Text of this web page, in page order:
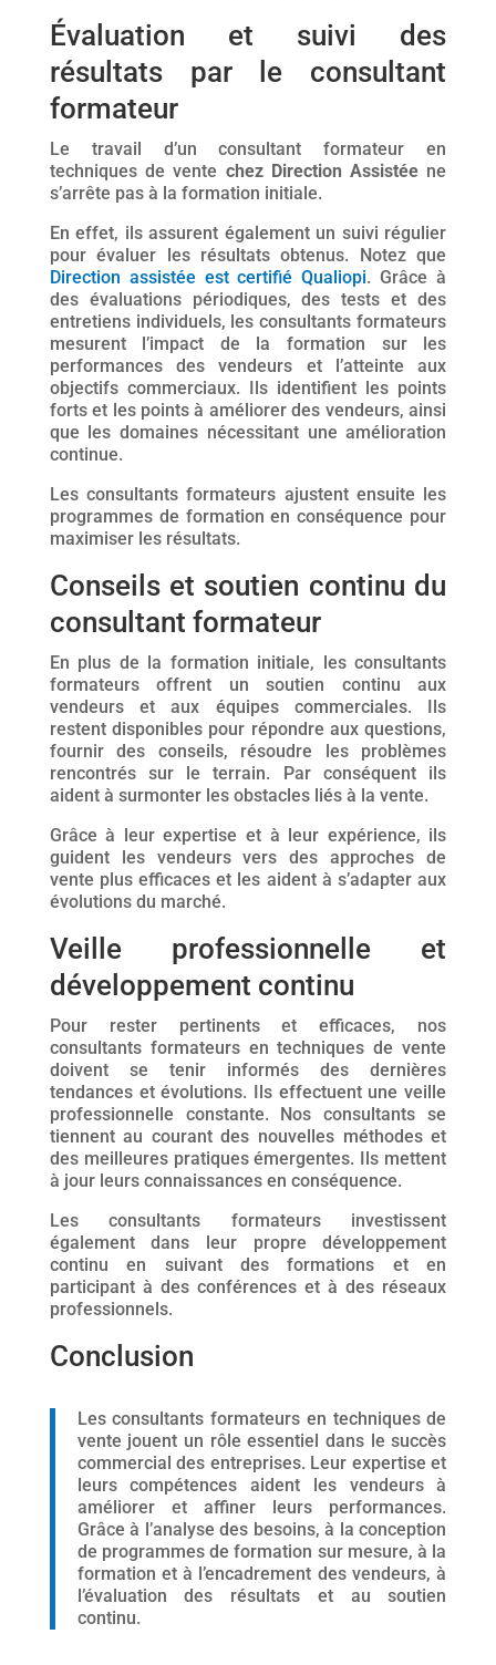
Évaluation et suivi des
résultats par le consultant
formateur
Le travail d’un consultant formateur en
techniques de vente chez Direction Assistéene
s’arrête pas à la formation initiale.
En effet, ils assurent également un suivi régulier
pour évaluer les résultats obtenus. Notez que
Direction assistée est certifié Qualiopi. Grâce à
des évaluations périodiques, des tests et des
entretiens individuels, les consultants formateurs
mesurent l’impact de la formation sur les
performances des vendeurs et l’atteinte aux
objectifs commerciaux. Ils identifient les points
forts et les points à améliorer des vendeurs, ainsi
que les domaines nécessitant une amélioration
continue.
Les consultants formateurs ajustent ensuite les
programmes de formation en conséquence pour
maximiser les résultats.
Conseils et soutien continu du
consultant formateur
En plus de la formation initiale, les consultants
formateurs offrent un soutien continu aux
vendeurs et aux équipes commerciales. Ils
restent disponibles pour répondre aux questions,
fournir des conseils, résoudre les problèmes
rencontrés sur le terrain. Par conséquent ils
aident à surmonter les obstacles liés à la vente.
Grâce à leur expertise et à leur expérience, ils
guident les vendeurs vers des approches de
vente plus efficaces et les aident à s’adapter aux
évolutions du marché.
Veille professionnelle et
développement continu
Pour rester pertinents et efficaces, nos
consultants formateurs en techniques de vente
doivent se tenir informés des dernières
tendances et évolutions. Ils effectuent une veille
professionnelle constante. Nos consultants se
tiennent au courant des nouvelles méthodes et
des meilleures pratiques émergentes. Ils mettent
à jour leurs connaissances en conséquence.
Les consultants formateurs investissent
également dans leur propre développement
continu en suivant des formations et en
participant à des conférences et à des réseaux
professionnels.
Conclusion
Les consultants formateurs en techniques de
vente jouent un rôle essentiel dans le succès
commercial des entreprises. Leur expertise et
leurs compétences aident les vendeurs à
améliorer et affiner leurs performances.
Grâce à l’analyse des besoins, à la conception
de programmes de formation sur mesure, à la
formation et à l’encadrement des vendeurs, à
l’évaluation des résultats et au soutien
continu.